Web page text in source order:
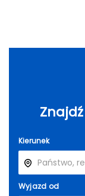
Kierunek
Wyjazd od